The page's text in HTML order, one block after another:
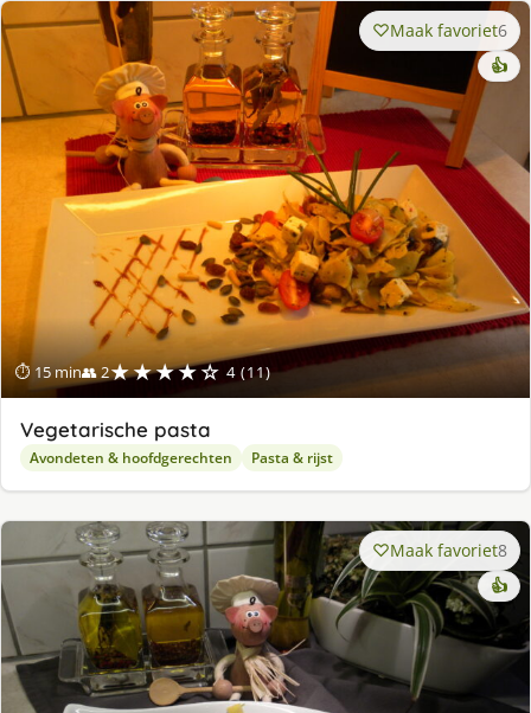
⏱ 15 min👥 2★★★★☆ 4 (11)
Maak favoriet6
👍
Vegetarische pasta
Avondeten & hoofdgerechten Pasta & rijst
Maak favoriet8
👍